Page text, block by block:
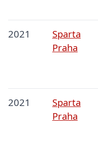
2021
Sparta
Praha
2021
Sparta
Praha